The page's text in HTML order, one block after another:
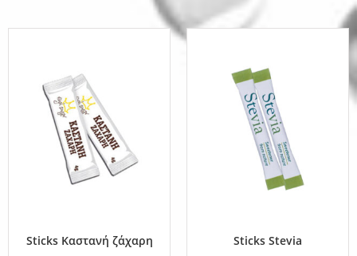
Sticks Καστανή ζάχαρη Sticks Stevia